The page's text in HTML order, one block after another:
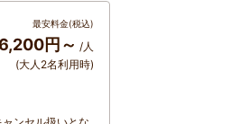
最安料金(税込)
円～ /人
(大人2名利用時)